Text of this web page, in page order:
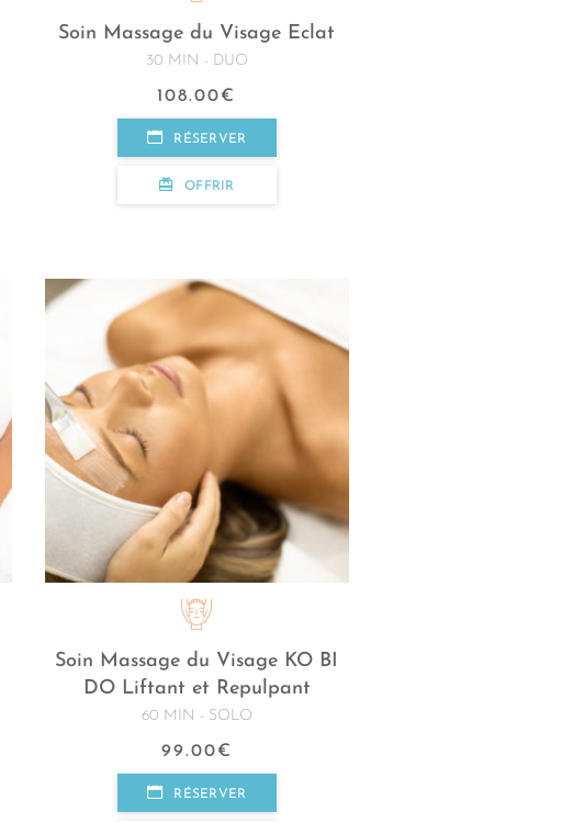
Soin Massage du Visage Eclat
30 MIN - DUO
108.00€
RÉSERVER
OFFRIR
Soin Massage du Visage KO BI
DO Liftant et Repulpant
60 MIN - SOLO
99.00€
RÉSERVER